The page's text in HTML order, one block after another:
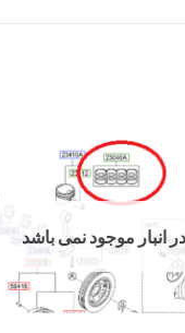
در انبار موجود نمی باشد